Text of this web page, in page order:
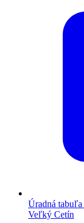
Úradná tabuľa
Veľký Cetín